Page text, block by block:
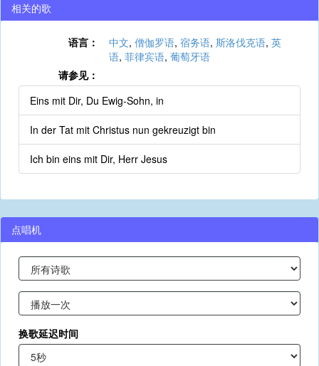
相关的歌
语言： 中文, 僧伽罗语, 宿务语, 斯洛伐克语, 英
语, 菲律宾语, 葡萄牙语
请参见：
Eins mit Dir, Du Ewig-Sohn, in
In der Tat mit Christus nun gekreuzigt bin
Ich bin eins mit Dir, Herr Jesus
点唱机
换歌延迟时间